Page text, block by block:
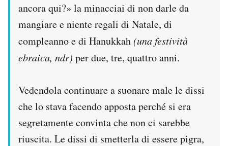
ancora qui?» la minacciai di non darle da
mangiare e niente regali di Natale, di
compleanno e di Hanukkah(una festività
ebraica, ndr) per due, tre, quattro anni.
Vedendola continuare a suonare male le dissi
che lo stava facendo apposta perché si era
segretamente convinta che non ci sarebbe
riuscita. Le dissi di smetterla di essere pigra,